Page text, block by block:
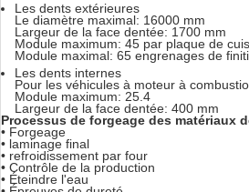
Les dents extérieures
Le diamètre maximal: 16000 mm
Largeur de la face dentée: 1700 mm
Module maximum: 45 par plaque de
Module maximal: 65 engrenages de
Les dents internes
Pour les véhicules à moteur à
Module maximum: 25.4
Largeur de la face dentée: 400 mm
Processus de forgeage des matériaux
• Forgeage
• laminage final
• refroidissement par four
• Contrôle de la production
• Éteindre l'eau